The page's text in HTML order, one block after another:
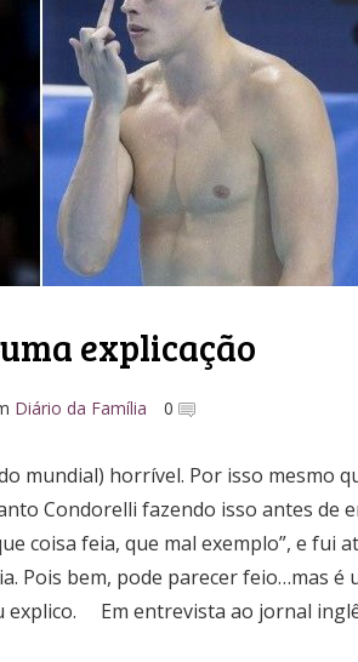
explicação
Diário da Família 0
mundial) horrível. Por isso mesmo
Condorelli fazendo isso antes de
coisa feia, que mal exemplo”, e fui
Pois bem, pode parecer feio…mas é
explico. Em entrevista ao jornal